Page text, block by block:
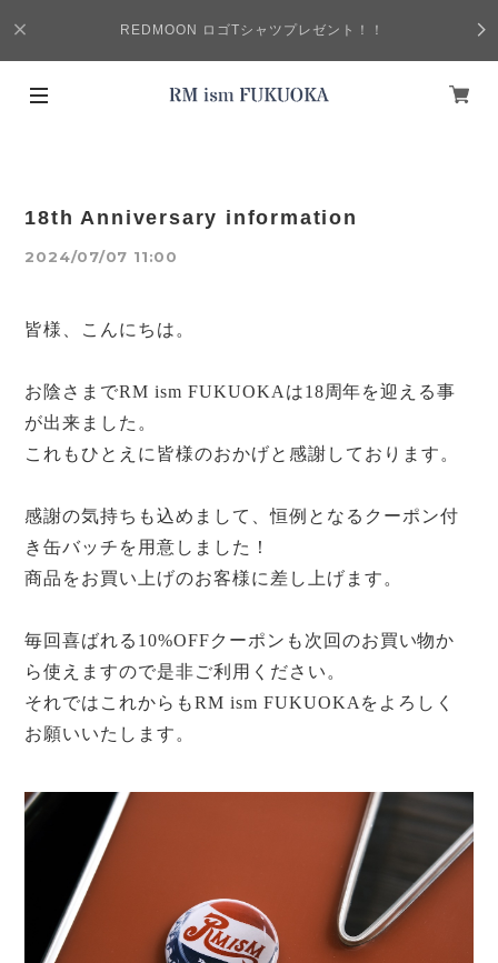
REDMOON ロゴTシャツプレゼント！！
18th Anniversary information
2024/07/07 11:00
皆様、こんにちは。
お陰さまでRM ism FUKUOKAは18周年を迎える事
が出来ました。
これもひとえに皆様のおかげと感謝しております。
感謝の気持ちも込めまして、恒例となるクーポン付
き缶バッチを用意しました！
商品をお買い上げのお客様に差し上げます。
毎回喜ばれる 10%OFFクーポンも次回のお買い物か
ら使えますので是非ご利用ください。
それではこれからもRM ism FUKUOKA をよろしく
お願いいたします。